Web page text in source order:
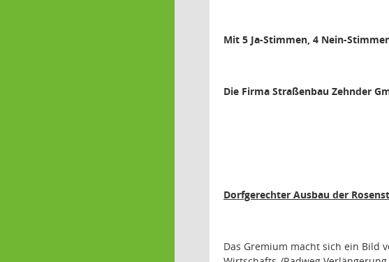
Mit 5 Ja-Stimmen, 4 Nein-
Die Firma Straßenbau Zehnder
Dorfgerechter Ausbau der
Das Gremium macht sich ein Bild